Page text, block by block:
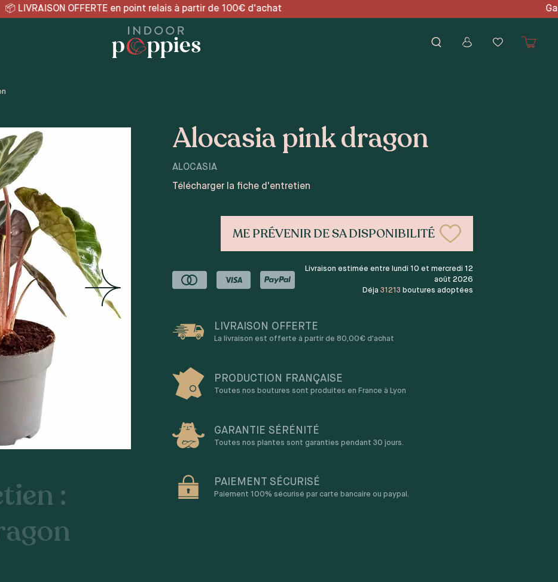
point relais à partir de 100€ d'achat Gagnez des
Alocasia pink dragon
ALOCASIA
Télécharger la fiche d'entretien
ME PRÉVENIR DE SA DISPONIBILITÉ
Livraison estimée entre lundi 10 et mercredi 12
août 2026
Déja 31213 boutures adoptées
LIVRAISON OFFERTE
La livraison est offerte à partir de 80,00€ d'achat
PRODUCTION FRANÇAISE
Toutes nos boutures sont produites en France à Lyon
GARANTIE SÉRÉNITÉ
Toutes nos plantes sont garanties pendant 30 jours.
PAIEMENT SÉCURISÉ
Paiement 100% sécurisé par carte bancaire ou paypal.
: